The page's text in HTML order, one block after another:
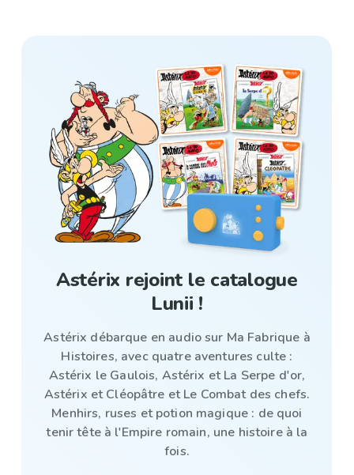
Astérix rejoint le catalogue
Lunii !
Astérix débarque en audio sur Ma Fabrique à
Histoires, avec quatre aventures culte :
Astérix le Gaulois, Astérix et La Serpe d'or,
Astérix et Cléopâtre et Le Combat des chefs.
Menhirs, ruses et potion magique : de quoi
tenir tête à l'Empire romain, une histoire à la
fois.